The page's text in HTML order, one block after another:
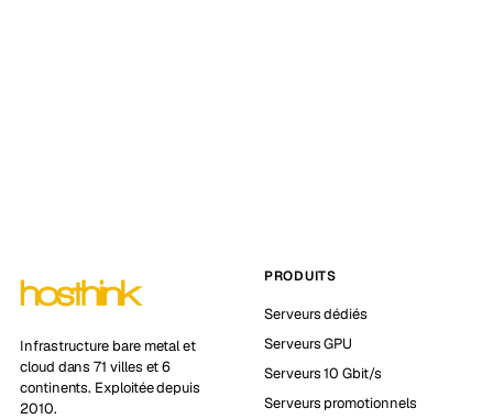
Infrastructure bare metal et
cloud dans 71 villes et 6
continents. Exploitée depuis
2010.
PRODUITS
Serveurs dédiés
Serveurs GPU
Serveurs 10 Gbit/s
Serveurs promotionnels